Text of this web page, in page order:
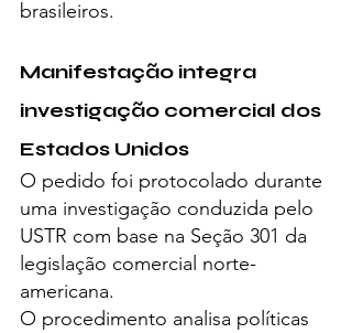
brasileiros.
Manifestação integra
investigação comercial dos
Estados Unidos
O pedido foi protocolado durante
uma investigação conduzida pelo
USTR com base na Seção 301 da
legislação comercial norte-
americana.
O procedimento analisa políticas